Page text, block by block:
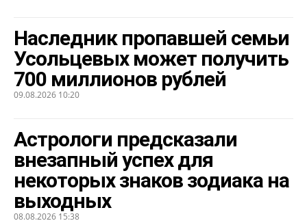
Наследник пропавшей семьи
Усольцевых может получить
700 миллионов рублей
09.08.2026 10:20
Астрологи предсказали
внезапный успех для
некоторых знаков зодиака на
выходных
08.08.2026 15:38